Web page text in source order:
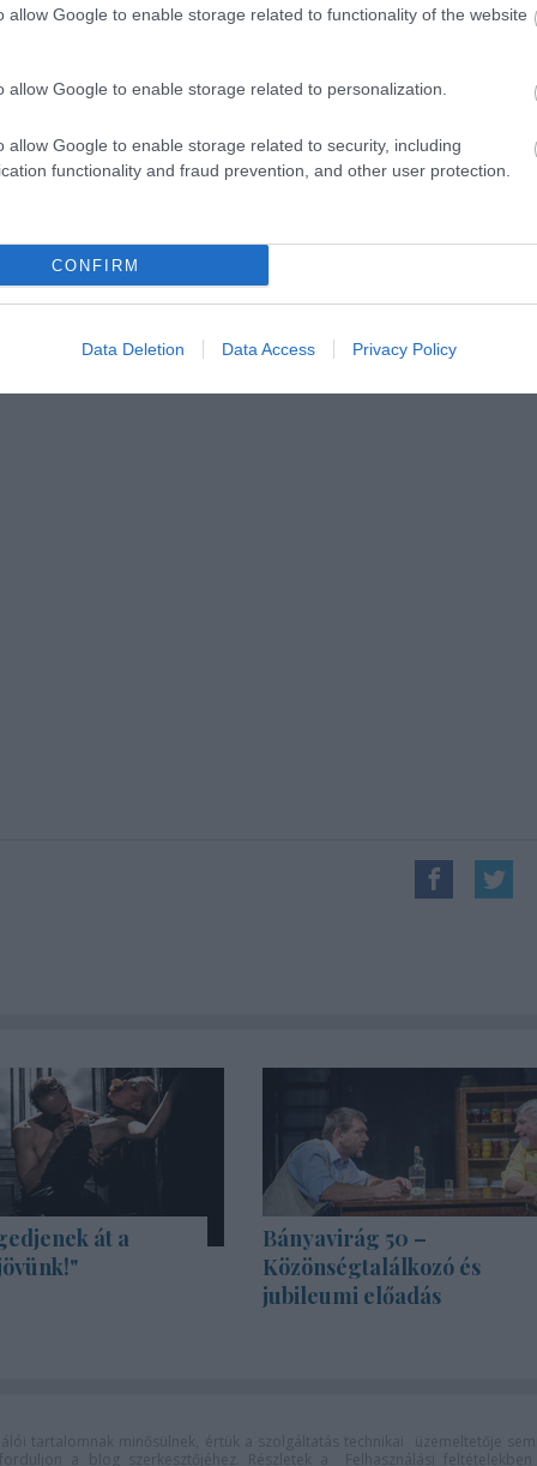
allow Google to enable storage related to functionality of the website
allow Google to enable storage related to personalization.
allow Google to enable storage related to security, including
functionality and fraud prevention, and other user protection.
CONFIRM
Data Deletion Data Access Privacy Policy
képzeletbeli játékkal mutatják meg annak a
egyenlőségpárti, befogadó szemléletű
kedvet kap hozzá és felvásárolja. A
bizonyos Z. Kaufer Rolandról, aki a Bánkitó
szellemét „megújító”, helyenként a Nemzeti
fejtegeti.
át a
Bányavirág 50 –
Közönségtalálkozó és
jubileumi előadás